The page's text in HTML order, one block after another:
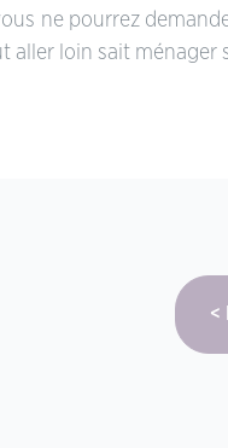
ne pourrez
aller loin sait